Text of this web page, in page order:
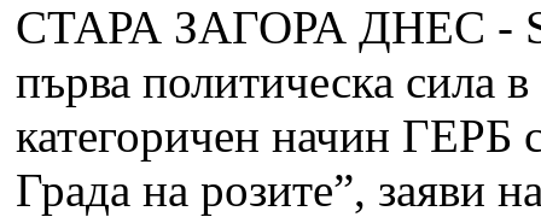
СТАРА ЗАГОРА ДНЕС -
първа политическа сила
категоричен начин ГЕРБ
Града на розите”, заяви